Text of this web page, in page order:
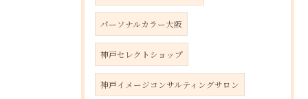
パーソナルカラー大阪
神戸セレクトショップ
神戸イメージコンサルティングサロン